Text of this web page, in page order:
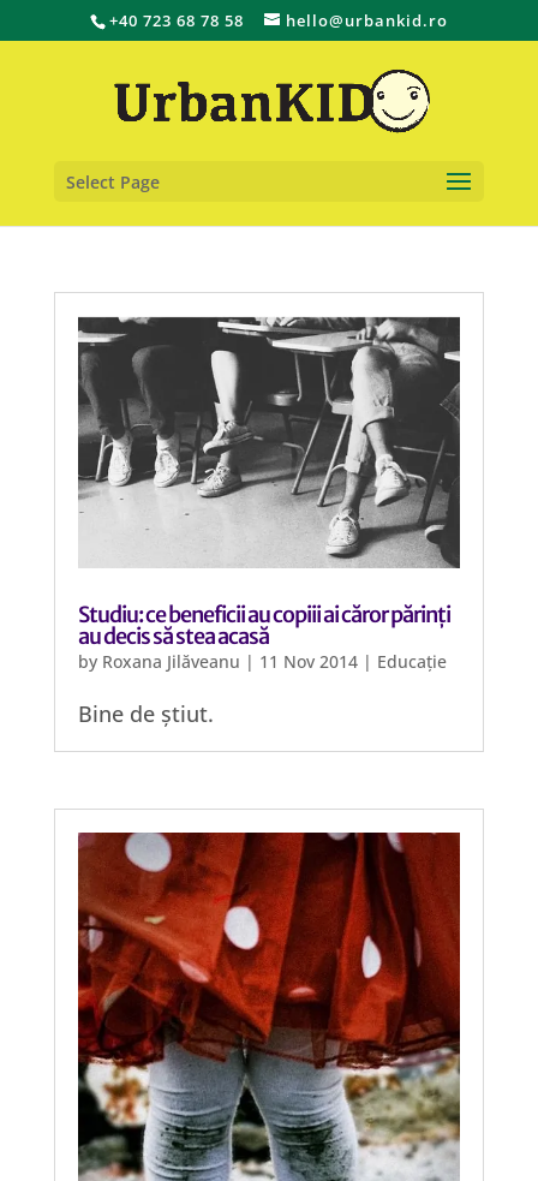
+40 723 68 78 58 hello@urbankid.ro
Select Page
Studiu: ce beneficii au copiii ai căror părinți
au decis să stea acasă
by Roxana Jilăveanu | 11 Nov 2014| Educație
Bine de știut.